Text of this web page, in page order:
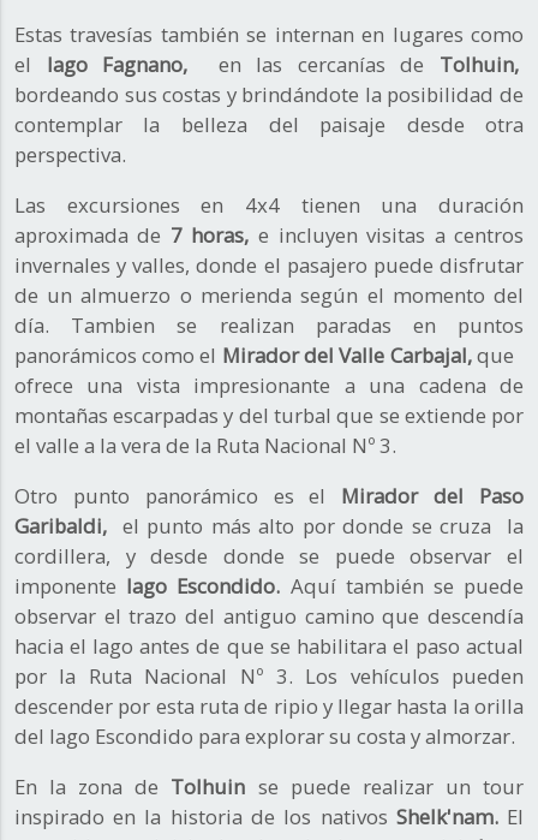
Estas travesías también se internan en lugares como
el lago Fagnano, en las cercanías de Tolhuin,
bordeando sus costas y brindándote la posibilidad de
contemplar la belleza del paisaje desde otra
perspectiva.
Las excursiones en 4x4 tienen una duración
aproximada de 7 horas, e incluyen visitas a centros
invernales y valles, donde el pasajero puede disfrutar
de un almuerzo o merienda según el momento del
día. Tambien se realizan paradas en puntos
panorámicos como el Mirador del Valle Carbajal,que
ofrece una vista impresionante a una cadena de
montañas escarpadas y del turbal que se extiende por
el valle a la vera de la Ruta Nacional Nº 3.
Otro punto panorámico es el Mirador del Paso
Garibaldi, el punto más alto por donde se cruza la
cordillera, y desde donde se puede observar el
imponente lago Escondido. Aquí también se puede
observar el trazo del antiguo camino que descendía
hacia el lago antes de que se habilitara el paso actual
por la Ruta Nacional Nº 3. Los vehículos pueden
descender por esta ruta de ripio y llegar hasta la orilla
del lago Escondido para explorar su costa y almorzar.
En la zona de Tolhuin se puede realizar un tour
inspirado en la historia de los nativos Shelk'nam.El